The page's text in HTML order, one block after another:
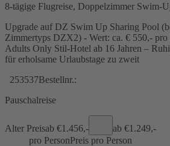
8-tägige Flugreise, Doppelzimmer Swim-
Upgrade auf DZ Swim Up Sharing Pool
Zimmertyps DZX2) - Wert: ca. € 550,-
Adults Only Stil-Hotel ab 16 Jahren –
für erholsame Urlaubstage zu zweit
253537Bestellnr.:
Pauschalreise
Alter Preisab €1.456,- ab €1.249,-
pro PersonPreis pro Person